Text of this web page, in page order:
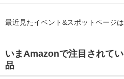
最近見たイベント&スポットページは
いまAmazonで注目されて
品